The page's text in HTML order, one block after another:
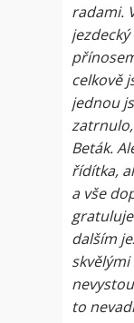
radami.
celkově
jednou
zatrnulo,
Beták.
řídítka,
a vše
dalším
to